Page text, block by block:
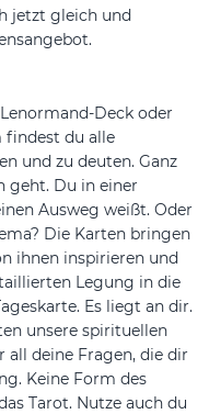
jetzt gleich und
Deck oder
findest du alle
und zu deuten. Ganz
geht. Du in einer
Ausweg weißt. Oder
Die Karten bringen
ihnen inspirieren und
Legung in die
Es liegt an dir.
unsere spirituellen
all deine Fragen, die dir
Keine Form des
Tarot. Nutze auch du